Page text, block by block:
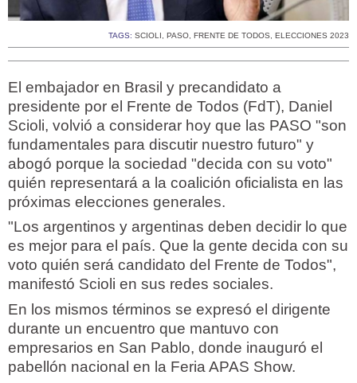
TAGS: SCIOLI , PASO, FRENTE DE TODOS, ELECCIONES 2023
El embajador en Brasil y precandidato a
presidente por el Frente de Todos (FdT), Daniel
Scioli, volvió a considerar hoy que las PASO "son
fundamentales para discutir nuestro futuro" y
abogó porque la sociedad "decida con su voto"
quién representará a la coalición oficialista en las
próximas elecciones generales.
"Los argentinos y argentinas deben decidir lo que
es mejor para el país. Que la gente decida con su
voto quién será candidato del Frente de Todos",
manifestó Scioli en sus redes sociales.
En los mismos términos se expresó el dirigente
durante un encuentro que mantuvo con
empresarios en San Pablo, donde inauguró el
pabellón nacional en la Feria APAS Show.